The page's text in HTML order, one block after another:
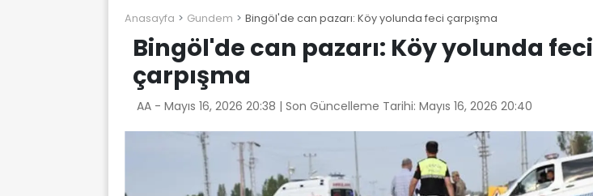
Anasayfa Gundem Bingöl'de can pazarı: Köy yolunda feci çarpışma
Bingöl'de can pazarı: Köy yolunda feci
çarpışma
AA - Mayıs 16, 2026 20:38 | Son Güncelleme Tarihi: Mayıs 16, 2026 20:40